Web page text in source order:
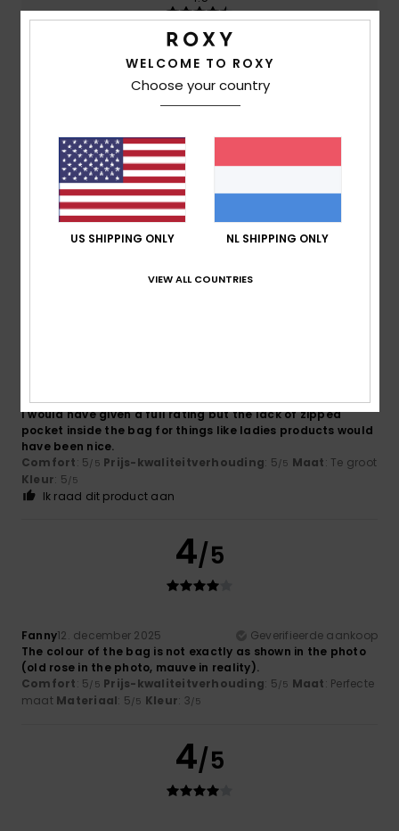
4.0
Te klein Te groot
Kleur
I would have given a full rating but the lack of zipped
pocket inside the bag for things like ladies products would
have been nice.
Comfort: 5/5 Prijs-kwaliteitverhouding: 5/5 Maat: Te groot
Kleur: 5/5
Ik raad dit product aan
4/5
Fanny12. december 2025
Geverifieerde aankoop
The colour of the bag is not exactly as shown in the photo
(old rose in the photo, mauve in reality).
Comfort: 5/5 Prijs-kwaliteitverhouding: 5/5 Maat: Perfecte
maat Materiaal: 5/5 Kleur: 3/5
4/5
WELCOME TO ROXY
Choose your country
US SHIPPING ONLY NL SHIPPING ONLY
VIEW ALL COUNTRIES